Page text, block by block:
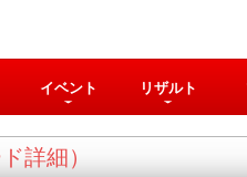
イベント リザルト
詳細）